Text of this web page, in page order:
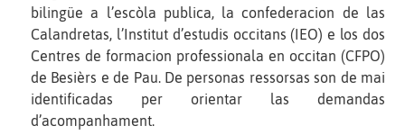
bilingüe a l’escòla publica, la confederacion de las
Calandretas, l’Institut d’estudis occitans (IEO) e los dos
Centres de formacion professionala en occitan (CFPO)
de Besièrs e de Pau. De personas ressorsas son de mai
identificadas per orientar las demandas
d’acompanhament.